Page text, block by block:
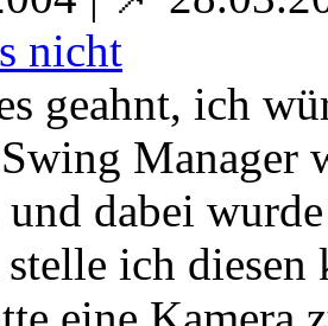
nicht
geahnt, ich
Manager
dabei
stelle ich